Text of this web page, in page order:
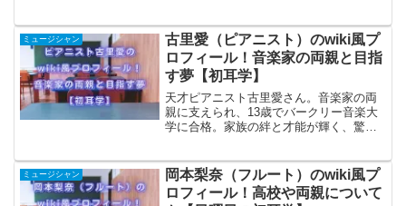
よる楽曲方法や飽き性ゆえの未発表曲に
ついても紹介します。
ミュージシャン
古里愛（ピアニスト）のwiki風プ
ロフィール！音楽家の両親と目指
す夢【初耳学】
天才ピアニスト古里愛さん。音楽家の両
親に支えられ、13歳でバークリー音楽大
学に合格。家族の絆と才能が輝く、驚き
ミュージシャン
岡本梨奈（フルート）のwiki風プ
ロフィール！高校や両親について